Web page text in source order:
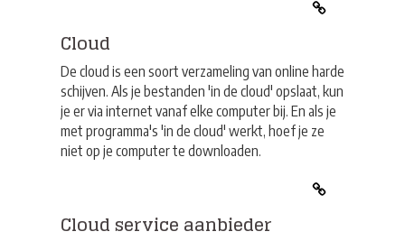
Cloud
De cloud is een soort verzameling van online harde
schijven. Als je bestanden 'in de cloud' opslaat, kun
je er via internet vanaf elke computer bij. En als je
met programma's 'in de cloud' werkt, hoef je ze
niet op je computer te downloaden.
Cloud service aanbieder